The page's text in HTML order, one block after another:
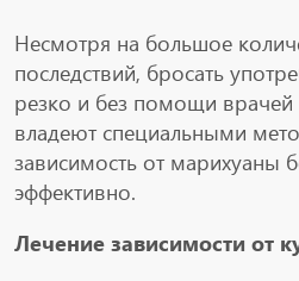
Несмотря на большое
последствий, бросать
резко и без помощи врачей
владеют специальными
зависимость от марихуаны
эффективно.
Лечение зависимости от